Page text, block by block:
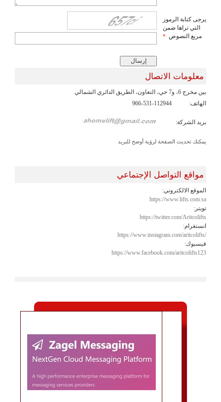
يرجى كتابة الرموز
التي تراها ضمن
مربع النصوص *
معلومات الاتصال
بين مخرج 6، و7 حي، التعاون، الطريق الدائري الشمالي
الهاتف:
966-531-112944
بريد الشركة:
يمكنك تحديث الصفحة لرؤية أوضح للبريد
مواقع التواصل الإجتماعي
الموقع الالكتروني:
https://www.lifts.com.sa
تويتر:
https://twitter.com/Aritcolifts
انستغرام:
https://www.instagram.com/aritcolifts/
فيسبوك:
https://www.facebook.com/aritcolifts123